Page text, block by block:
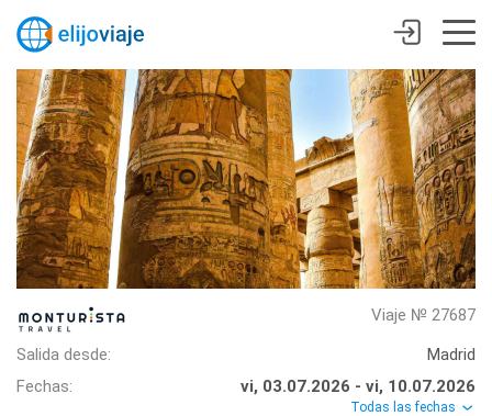
Viaje № 27687
Salida desde:
Madrid
Fechas:
vi, 03.07.2026 - vi, 10.07.2026
Todas las fechas